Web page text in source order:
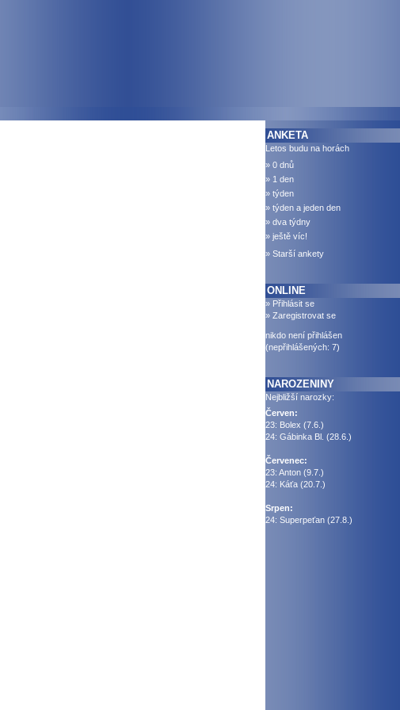
ANKETA
Letos budu na horách
» 0 dnů
» 1 den
» týden
» týden a jeden den
» dva týdny
» ještě víc!
» Starší ankety
ONLINE
» Přihlásit se
» Zaregistrovat se
nikdo není přihlášen
(nepřihlášených: 7)
NAROZENINY
Nejbližší narozky:
Červen:
23: Bolex (7.6.)
24: Gábinka Bl. (28.6.)
Červenec:
23: Anton (9.7.)
24: Káťa (20.7.)
Srpen:
24: Superpeťan (27.8.)